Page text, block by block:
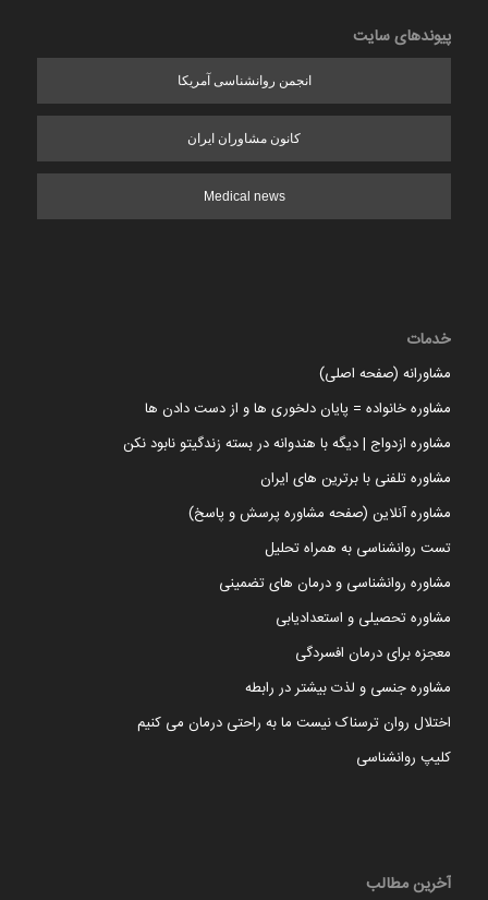
پیوندهای سایت
انجمن روانشناسی آمریکا
کانون مشاوران ایران
Medical news
خدمات
مشاورانه (صفحه اصلی)
مشاوره خانواده = پایان دلخوری ها و از دست دادن ها
مشاوره ازدواج | دیگه با هندوانه در بسته زندگیتو نابود نکن
مشاوره تلفنی با برترین های ایران
مشاوره آنلاین (صفحه مشاوره پرسش و پاسخ)
تست روانشناسی به همراه تحلیل
مشاوره روانشناسی و درمان های تضمینی
مشاوره تحصیلی و استعدادیابی
معجزه برای درمان افسردگی
مشاوره جنسی و لذت بیشتر در رابطه
اختلال روان ترسناک نیست ما به راحتی درمان می کنیم
کلیپ روانشناسی
آخرین مطالب